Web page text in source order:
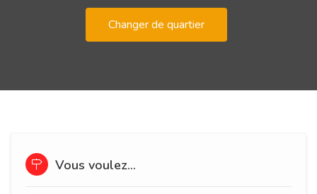
Changer de quartier
Vous voulez...